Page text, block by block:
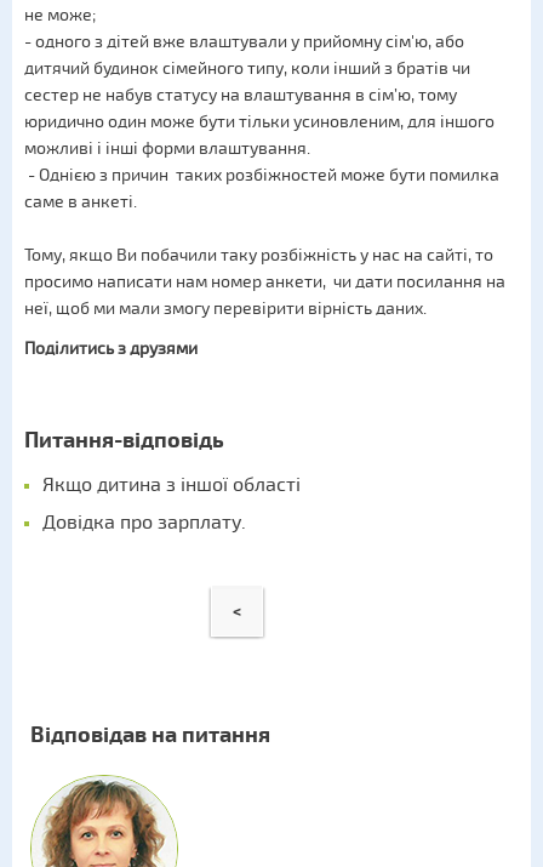
не може;
- одного з дітей вже влаштували у прийомну сім'ю, або
дитячий будинок сімейного типу, коли інший з братів чи
сестер не набув статусу на влаштування в сім’ю, тому
юридично один може бути тільки усиновленим, для іншого
можливі і інші форми влаштування.
- Однією з причин таких розбіжностей може бути помилка
саме в анкеті.
Тому, якщо Ви побачили таку розбіжність у нас на сайті, то
просимо написати нам номер анкети, чи дати посилання на
неї, щоб ми мали змогу перевірити вірність даних.
Поділитись з друзями
Питання-відповідь
Якщо дитина з іншої області
Довідка про зарплату.
<
Відповідав на питання